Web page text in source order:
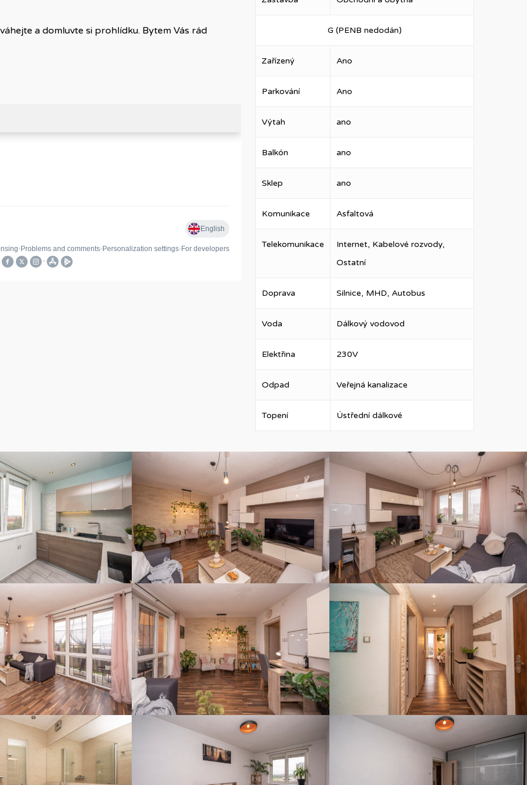
a domluvte si prohlídku. Bytem Vás rád
G (PENB nedodán)
Zařízený Ano
Parkování Ano
Výtah ano
Balkón ano
Sklep ano
Komunikace Asfaltová
Telekomunikace
Internet, Kabelové rozvody,
Ostatní
Doprava Silnice, MHD, Autobus
Voda Dálkový vodovod
Elektřina 230V
Odpad Veřejná kanalizace
Topení Ústřední dálkové
DSC02092 DSC02090
DSC02091
DSC02101 DSC02103